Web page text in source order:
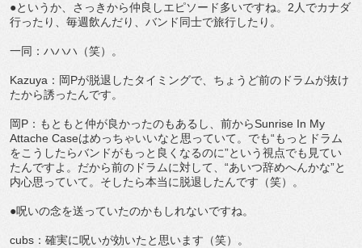
●というか、さっきから仲良しエピソード多いですね。2人でカナダ
行ったり、毎週飲んだり、バンド同士で旅行したり。
一同：ハハハ（笑）。
Kazuya：岡Pが脱退したタイミングで、ちょうど前のドラムが抜け
たから誘ったんです。
岡P：もともと仲が良かったのもあるし、前からSunrise In My
Attache Caseはめっちゃいいなと思っていて。でも“もっとドラム
をこうしたらバンドがもっと良くなるのに”という視点でも見てい
たんですよ。だから前のドラムに対して、“あいつ辞めへんかな”と
内心思っていて。そしたら本当に脱退したんです（笑）。
●呪いの念を送っていたのかもしれないですね。
cubs：確実に呪いが効いたと思います（笑）。